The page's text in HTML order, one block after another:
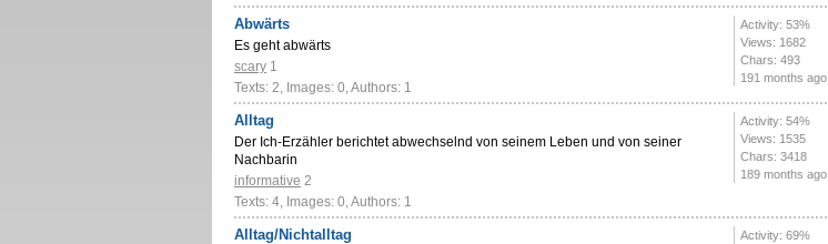
Abwärts
Es geht abwärts
scary 1
Texts: 2, Images: 0, Authors: 1
Activity: 53%
Views: 1682
Chars: 493
191 months ago
Alltag
Der Ich-Erzähler berichtet abwechselnd von seinem Leben und von seiner
Nachbarin
informative 2
Texts: 4, Images: 0, Authors: 1
Activity: 54%
Views: 1535
Chars: 3418
189 months ago
Alltag/Nichtalltag
Activity: 69%